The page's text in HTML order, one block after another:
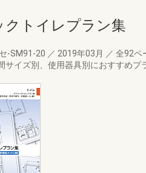
クトイレプラン集
-SM91-20 ／ 2019年03月 ／ 全92ペ
サイズ別、使用器具別におすすめプ